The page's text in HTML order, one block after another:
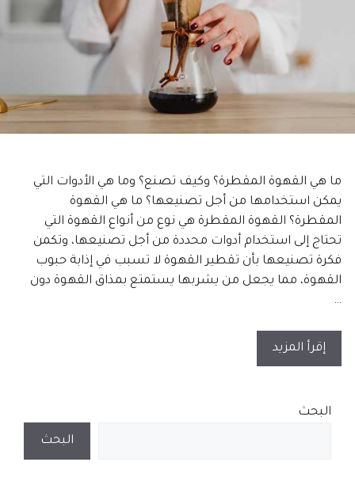
ما هي القهوة المقطرة؟ وكيف تصنع؟ وما هي الأدوات التي
يمكن استخدامها من أجل تصنيعها؟ ما هي القهوة
المقطرة؟ القهوة المقطرة هي نوع من أنواع القهوة التي
تحتاج إلى استخدام أدوات محددة من أجل تصنيعها، وتكمن
فكرة تصنيعها بأن تقطير القهوة لا تسبب في إذابة حبوب
القهوة، مما يجعل من يشربها يستمتع بمذاق القهوة دون
…
إقرأ المزيد
البحث
البحث